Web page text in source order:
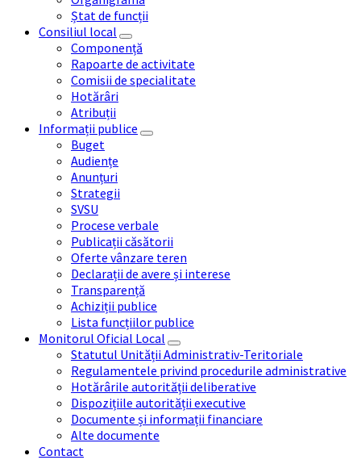
Ștat de funcții
Consiliul local
Componență
Rapoarte de activitate
Comisii de specialitate
Hotărâri
Atribuții
Informații publice
Buget
Audiențe
Anunțuri
Strategii
SVSU
Procese verbale
Publicații căsătorii
Oferte vânzare teren
Declarații de avere și interese
Transparență
Achiziții publice
Lista funcțiilor publice
Monitorul Oficial Local
Statutul Unității Administrativ-Teritoriale
Regulamentele privind procedurile administrative
Hotărârile autorității deliberative
Dispozițiile autorității executive
Documente și informații financiare
Alte documente
Contact